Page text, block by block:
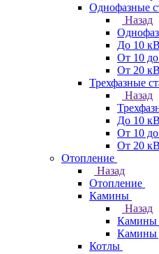
Однофазные
Назад
До 10
От 10
От 20
Трехфазные
Назад
До 10
От 10
От 20
Отопление
Назад
Отопление
Камины
Назад
Камины
Камины
Котлы